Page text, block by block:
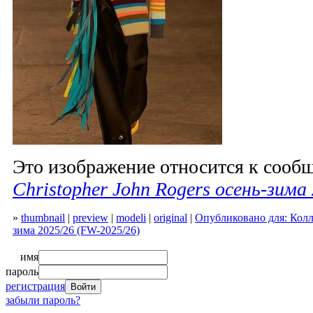
Это изображение относится к
Christopher John Rogers осень-
» thumbnail | preview | modeli | original | Опубликовано для:
зима 2025/26 (FW-2025/26)
имя
пароль
регистрация
забыли пароль?